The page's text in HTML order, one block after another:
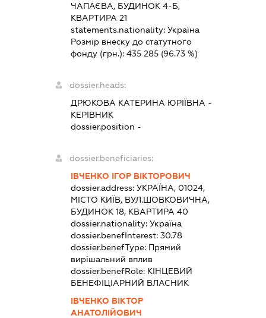
ЧАПАЄВА, БУДИНОК 4-Б,
КВАРТИРА 21
statements.nationality: Україна
Розмір внеску до статутного
фонду (грн.): 435 285(96.73 %)
dossier.heads:
ДРЮКОВА КАТЕРИНА ЮРІЇВНА -
КЕРІВНИК
dossier.position -
dossier.beneficiaries:
ІВЧЕНКО ІГОР ВІКТОРОВИЧ
dossier.address: УКРАЇНА, 01024,
МІСТО КИЇВ, ВУЛ.ШОВКОВИЧНА,
БУДИНОК 18, КВАРТИРА 40
dossier.nationality: Україна
dossier.benefInterest: 30.78
dossier.benefType: Прямий
вирішальний вплив
dossier.benefRole: КІНЦЕВИЙ
БЕНЕФІЦІАРНИЙ ВЛАСНИК
ІВЧЕНКО ВІКТОР
АНАТОЛІЙОВИЧ